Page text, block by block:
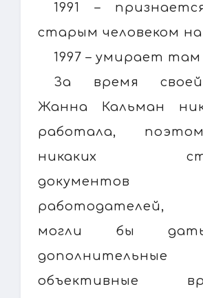
1991 –
старым человеком на
1997 – умирает там
За время
Жанна Кальман
работала,
никаких
работодателей,
могли бы
дополнительные
объективные